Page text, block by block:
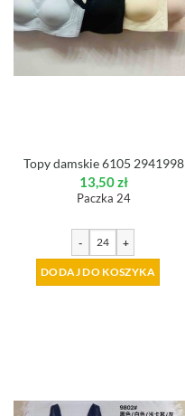
Topy damskie 6105 2941998
13,50zł
Paczka 24
- +
DODAJ DO KOSZYKA